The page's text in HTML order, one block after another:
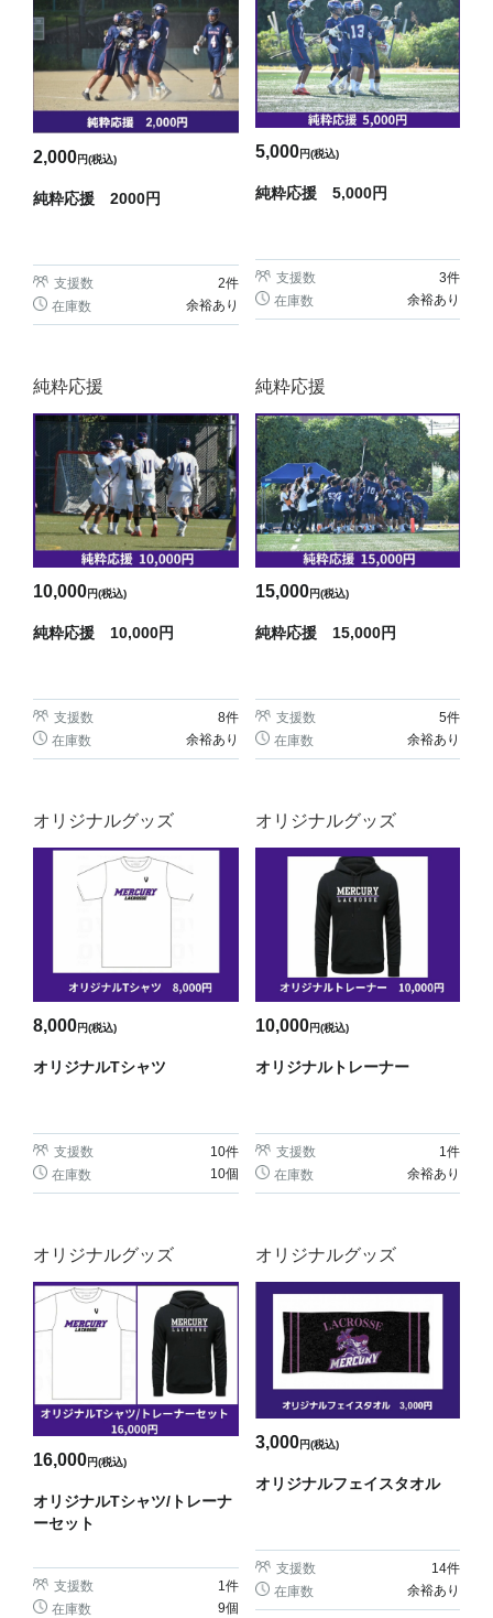
2,000円(税込)
純粋応援 2000円
支援数 2件
在庫数
余裕あり
5,000円(税込)
純粋応援 5,000円
支援数 3件
在庫数
余裕あり
純粋応援
10,000円(税込)
純粋応援 10,000円
支援数 8件
在庫数
余裕あり
純粋応援
15,000円(税込)
純粋応援 15,000円
支援数 5件
在庫数
余裕あり
オリジナルグッズ
8,000円(税込)
オリジナルTシャツ
支援数 10件
在庫数
10個
オリジナルグッズ
10,000円(税込)
オリジナルトレーナー
支援数 1 件
在庫数
余裕あり
オリジナルグッズ
16,000円(税込)
オリジナルTシャツ/トレーナ
ーセット
支援数 1 件
在庫数
9個
オリジナルグッズ
3,000円(税込)
オリジナルフェイスタオル
支援数 14件
在庫数
余裕あり